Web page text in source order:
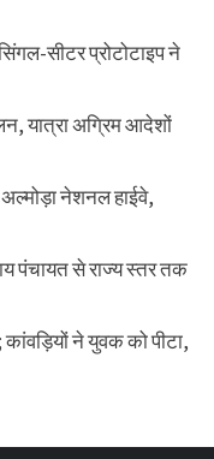
सीटर प्रोटोटाइप ने
यात्रा अग्रिम आदेशों
नेशनल हाईवे,
पंचायत से राज्य स्तर तक
ने युवक को पीटा,